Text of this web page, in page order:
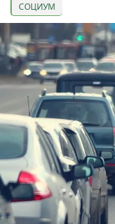
СОЦИУМ